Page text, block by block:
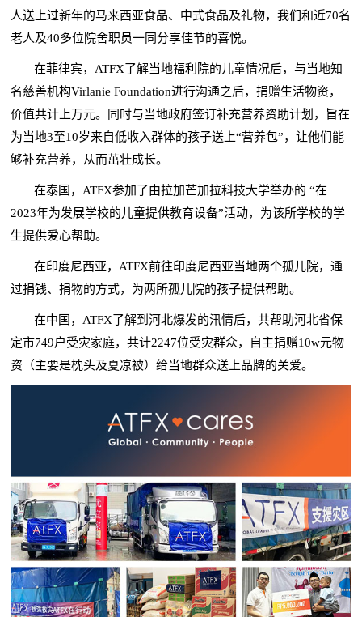
人送上过新年的马来西亚食品、中式食品及礼物，我们和近70名
老人及40多位院舍职员一同分享佳节的喜悦。
在菲律宾，ATFX了解当地福利院的儿童情况后，与当地知
名慈善机构Virlanie Foundation进行沟通之后，捐赠生活物资，
价值共计上万元。同时与当地政府签订补充营养资助计划，旨在
为当地3至10岁来自低收入群体的孩子送上“营养包”，让他们能
够补充营养，从而茁壮成长。
在泰国，ATFX参加了由拉加芒加拉科技大学举办的 “在
2023年为发展学校的儿童提供教育设备”活动，为该所学校的学
生提供爱心帮助。
在印度尼西亚，ATFX前往印度尼西亚当地两个孤儿院，通
过捐钱、捐物的方式，为两所孤儿院的孩子提供帮助。
在中国，ATFX了解到河北爆发的汛情后，共帮助河北省保
定市749户受灾家庭，共计2247位受灾群众，自主捐赠10w元物
资（主要是枕头及夏凉被）给当地群众送上品牌的关爱。